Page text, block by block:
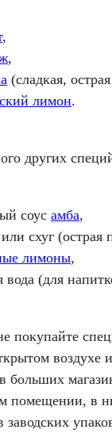
,
,
(сладкая,
лимон.
других
соус амба,
схуг (острая
лимоны,
вода (для
покупайте
воздухе
помещении, в